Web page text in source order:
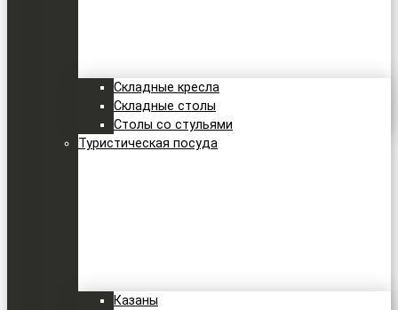
Складные кресла
Складные столы
Столы со стульями
Туристическая посуда
Казаны